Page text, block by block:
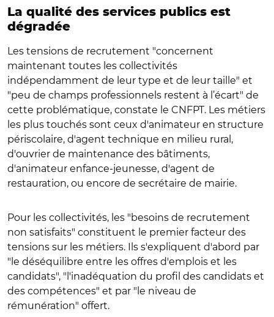
La qualité des services publics est
dégradée
Les tensions de recrutement "concernent
maintenant toutes les collectivités
indépendamment de leur type et de leur taille" et
"peu de champs professionnels restent à l’écart" de
cette problématique, constate le CNFPT. Les métiers
les plus touchés sont ceux d'animateur en structure
périscolaire, d'agent technique en milieu rural,
d'ouvrier de maintenance des bâtiments,
d'animateur enfance-jeunesse, d'agent de
restauration, ou encore de secrétaire de mairie.
Pour les collectivités, les "besoins de recrutement
non satisfaits" constituent le premier facteur des
tensions sur les métiers. Ils s'expliquent d'abord par
"le déséquilibre entre les offres d'emplois et les
candidats", "l'inadéquation du profil des candidats et
des compétences" et par "le niveau de
rémunération" offert.